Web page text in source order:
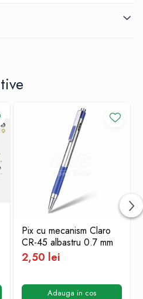
Pix cu mecanism Claro
CR-45 albastru 0.7 mm
2,50 lei
Adauga in cos